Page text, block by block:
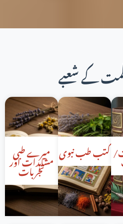
کے شعبے
میرے طبی
مشاہدات اور
تجربات
کتب طب نبوی